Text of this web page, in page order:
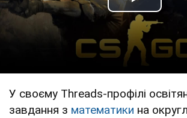
Play
У своєму Threads-профілі
завдання з математики на